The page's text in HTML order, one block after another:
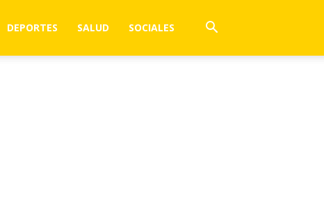
DEPORTES SALUD SOCIALES